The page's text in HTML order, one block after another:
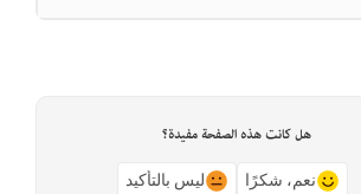
هل كانت هذه الصفحة مفيدة؟
نعم، شكرًا ليس بالتأكيد